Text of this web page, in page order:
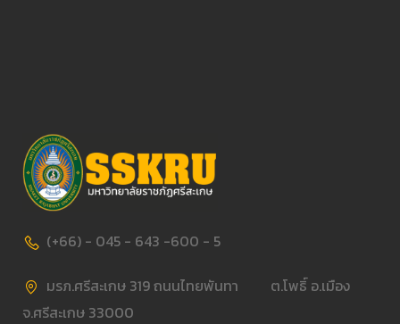
(+66) - 045 - 643 -600 - 5
มรภ.ศรีสะเกษ 319 ถนนไทยพันทา ต.โพธิ์ อ.เมือง
จ.ศรีสะเกษ 33000